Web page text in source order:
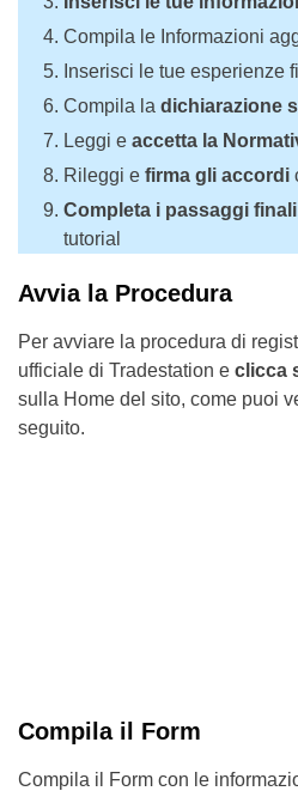
Compila le Informazioni
Inserisci le tue esperienze
Compila la dichiarazione
Leggi e accetta la
Rileggi e firma gli accordi
Completa i passaggi finali
tutorial
Avvia la Procedura
Per avviare la procedura di
ufficiale di Tradestation e clicca
sulla Home del sito, come puoi
seguito.
Compila il Form
Compila il Form con le